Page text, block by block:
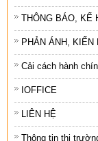
THÔNG BÁO, KẾ
PHẢN ÁNH, KIẾN
Cải cách hành
IOFFICE
LIÊN HỆ
Thông tin thị